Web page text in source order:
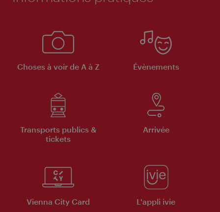
Choses à voir de A à Z Évènements
Transports publics &
tickets
Arrivée
Vienna City Card L'appli ivie